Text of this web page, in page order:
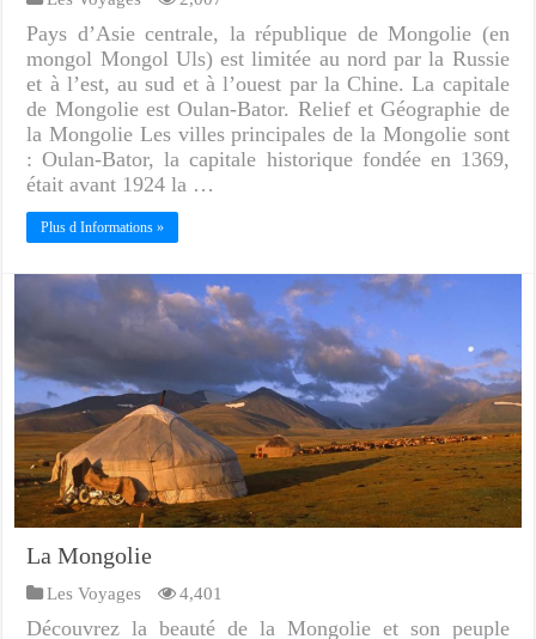
Pays d’Asie centrale, la république de Mongolie (en
mongol Mongol Uls) est limitée au nord par la Russie
et à l’est, au sud et à l’ouest par la Chine. La capitale
de Mongolie est Oulan-Bator. Relief et Géographie de
la Mongolie Les villes principales de la Mongolie sont
: Oulan-Bator, la capitale historique fondée en 1369,
était avant 1924 la …
Plus d Informations »
La Mongolie
Les Voyages 4,401
Découvrez la beauté de la Mongolie et son peuple